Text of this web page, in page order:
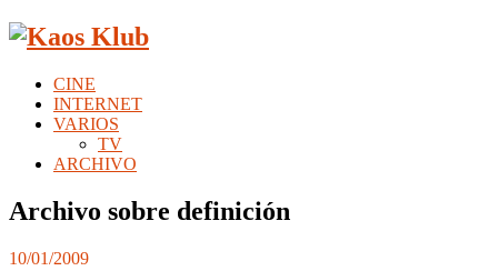
CINE
INTERNET
VARIOS
TV
ARCHIVO
Archivo sobre definición
10/01/2009